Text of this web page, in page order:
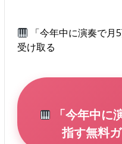
「今年中に演奏で
受け取る
「今年中に
指す無料